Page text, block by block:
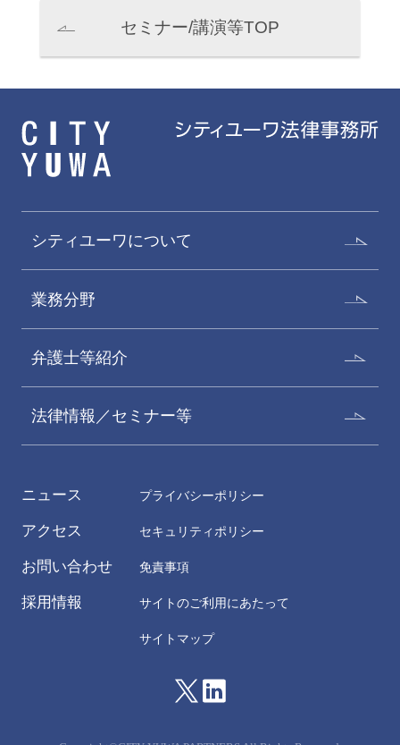
セミナー/講演等TOP
シティユーワについて
業務分野
弁護士等紹介
法律情報／セミナー等
ニュース
アクセス
お問い合わせ
採用情報
プライバシーポリシー
セキュリティポリシー
免責事項
サイトのご利用にあたって
サイトマップ